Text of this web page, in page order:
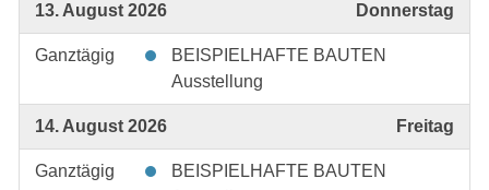
13. August 2026 Donnerstag
Ganztägig
BEISPIELHAFTE BAUTEN
Ausstellung
14. August 2026 Freitag
Ganztägig
BEISPIELHAFTE BAUTEN